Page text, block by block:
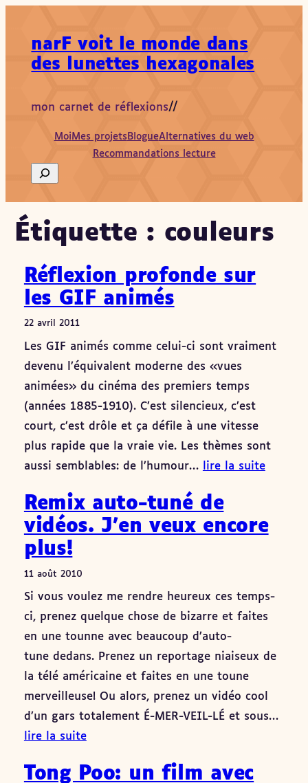
contenu
narF voit le monde dans
des lunettes hexagonales
mon carnet de réflexions//
MoiMes projetsBlogueAlternatives du web
Recommandations lecture
Search
Étiquette : couleurs
Réflexion profonde sur
les GIF animés
22 avril 2011
Les GIF animés comme celui-ci sont vraiment
devenu l’équivalent moderne des «vues
animées» du cinéma des premiers temps
(années 1885-1910). C’est silencieux, c’est
court, c’est drôle et ça défile à une vitesse
plus rapide que la vraie vie. Les thèmes sont
aussi semblables: de l’humour…
lire la suite
Remix auto-tuné de
vidéos. J’en veux encore
plus!
11 août 2010
Si vous voulez me rendre heureux ces temps-
ci, prenez quelque chose de bizarre et faites
en une tounne avec beaucoup d’auto-
tune dedans. Prenez un reportage niaiseux de
la télé américaine et faites en une toune
merveilleuse! Ou alors, prenez un vidéo cool
d’un gars totalement É-MER-VEIL-LÉ et sous…
lire la suite
Tong Poo: un film avec